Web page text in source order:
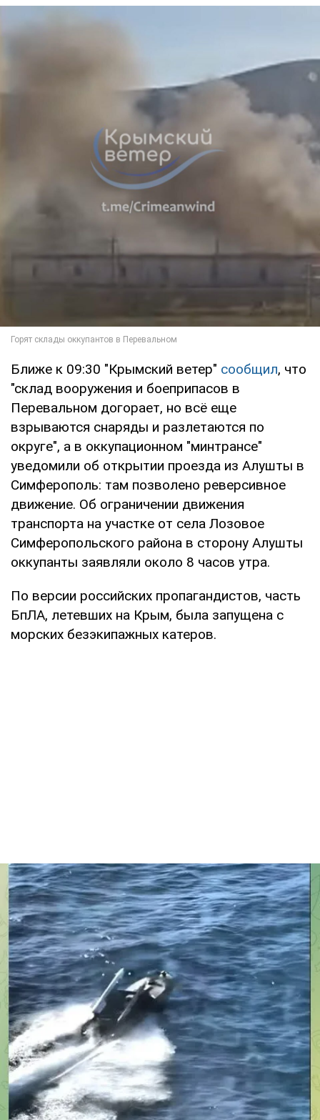
Ближе к 09:30 "Крымский ветер" сообщил, что
"склад вооружения и боеприпасов в
Перевальном догорает, но всё еще
взрываются снаряды и разлетаются по
округе", а в оккупационном "минтрансе"
уведомили об открытии проезда из Алушты в
Симферополь: там позволено реверсивное
движение. Об ограничении движения
транспорта на участке от села Лозовое
Симферопольского района в сторону Алушты
оккупанты заявляли около 8 часов утра.
По версии российских пропагандистов, часть
БпЛА, летевших на Крым, была запущена с
морских безэкипажных катеров.